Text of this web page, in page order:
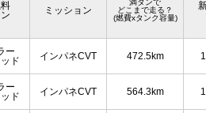
ミッション
満タンで
どこまで走る？
(燃費xタンク容量)
ー
ド
インパネCVT 472.5km
ー
ド
インパネCVT 564.3km